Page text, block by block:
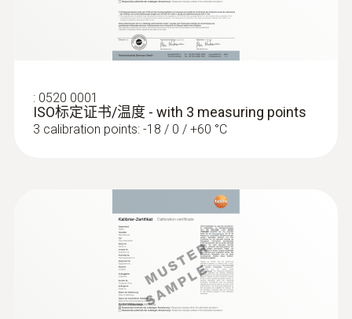
: 0638 1841
高压探头，不锈钢制造，可适于制冷
高压探头，不锈钢制造，可适于制冷剂，量
: 0520 0001
ISO标定证书/温度 - with 3 measuring points
3 calibration points: -18 / 0 / +60 °C